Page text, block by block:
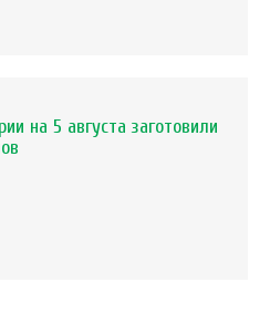
на 5 августа заготовили